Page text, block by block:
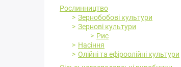
Рослинництво
Зернобобові культури
Зернові культури
Рис
Насіння
Олійні та ефіроолійні культури